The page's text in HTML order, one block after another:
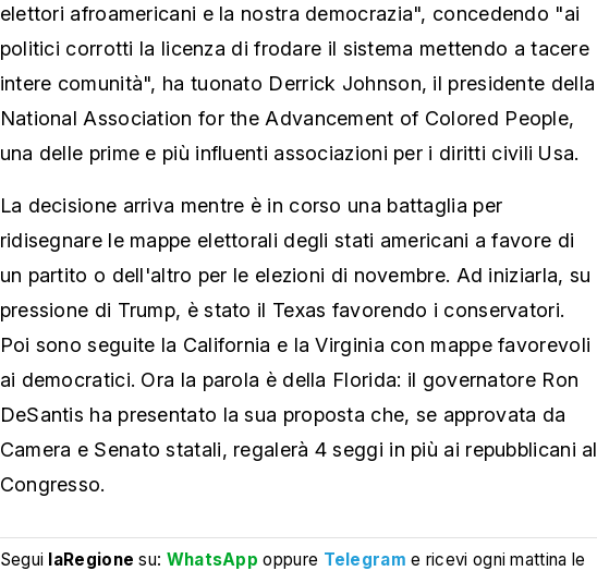
elettori afroamericani e la nostra democrazia", concedendo "ai
politici corrotti la licenza di frodare il sistema mettendo a tacere
intere comunità", ha tuonato Derrick Johnson, il presidente della
National Association for the Advancement of Colored People,
una delle prime e più influenti associazioni per i diritti civili Usa.
La decisione arriva mentre è in corso una battaglia per
ridisegnare le mappe elettorali degli stati americani a favore di
un partito o dell'altro per le elezioni di novembre. Ad iniziarla, su
pressione di Trump, è stato il Texas favorendo i conservatori.
Poi sono seguite la California e la Virginia con mappe favorevoli
ai democratici. Ora la parola è della Florida: il governatore Ron
DeSantis ha presentato la sua proposta che, se approvata da
Camera e Senato statali, regalerà 4 seggi in più ai repubblicani al
Congresso.
Segui laRegione su: WhatsApp oppure Telegram e ricevi ogni mattina le